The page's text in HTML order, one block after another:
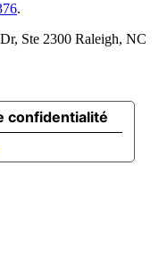
.
Ste 2300 Raleigh, NC
confidentialité